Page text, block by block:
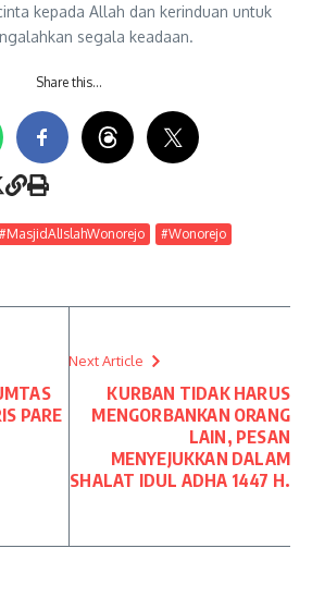
kepada Allah dan kerinduan untuk
segala keadaan.
Share this…
#MasjidAlIslahWonorejo #Wonorejo
PARE
Next Article
KURBAN TIDAK HARUS
MENGORBANKAN ORANG
LAIN, PESAN
MENYEJUKKAN DALAM
SHALAT IDUL ADHA 1447 H.